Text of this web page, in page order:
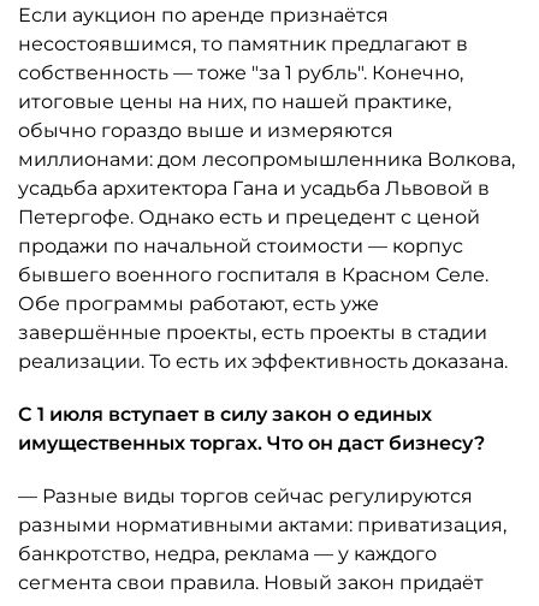
Если аукцион по аренде признаётся
несостоявшимся, то памятник предлагают в
собственность — тоже "за 1 рубль". Конечно,
итоговые цены на них, по нашей практике,
обычно гораздо выше и измеряются
миллионами: дом лесопромышленника Волкова,
усадьба архитектора Гана и усадьба Львовой в
Петергофе. Однако есть и прецедент с ценой
продажи по начальной стоимости — корпус
бывшего военного госпиталя в Красном Селе.
Обе программы работают, есть уже
завершённые проекты, есть проекты в стадии
реализации. То есть их эффективность доказана.
С 1 июля вступает в силу закон о единых
имущественных торгах. Что он даст бизнесу?
— Разные виды торгов сейчас регулируются
разными нормативными актами: приватизация,
банкротство, недра, реклама — у каждого
сегмента свои правила. Новый закон придаёт